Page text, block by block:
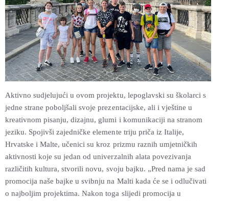
Aktivno sudjelujući u ovom projektu, lepoglavski su školarci s
jedne strane poboljšali svoje prezentacijske, ali i vještine u
kreativnom pisanju, dizajnu, glumi i komunikaciji na stranom
jeziku. Spojivši zajedničke elemente triju priča iz Italije,
Hrvatske i Malte, učenici su kroz prizmu raznih umjetničkih
aktivnosti koje su jedan od univerzalnih alata povezivanja
različitih kultura, stvorili novu, svoju bajku. „Pred nama je sad
promocija naše bajke u svibnju na Malti kada će se i odlučivati
o najboljim projektima. Nakon toga slijedi promocija u